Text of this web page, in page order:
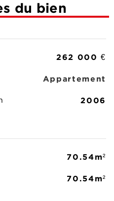
du bien
262 000 €
Appartement
2006
70.54m²
70.54m²